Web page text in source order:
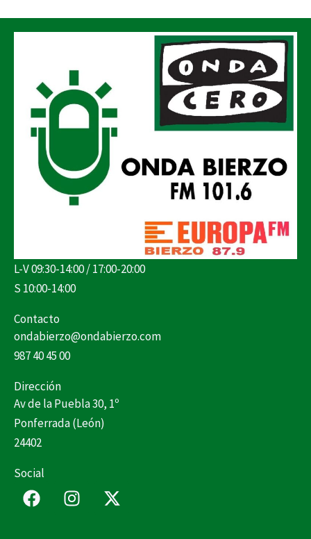
L-V 09:30-14:00 / 17:00-20:00
S 10:00-14:00
Contacto
ondabierzo@ondabierzo.com
987 40 45 00
Dirección
Av de la Puebla 30, 1º
Ponferrada (León)
24402
Social
F
a
I
n
X
-